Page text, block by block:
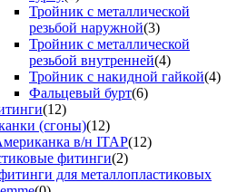
Тройник с металлической
резьбой наружной(3)
Тройник с металлической
резьбой внутренней(4)
Тройник с накидной гайкой(4)
Фальцевый бурт(6)
(12)
(сгоны)(12)
в/н ITAP(12)
фитинги(2)
для металлопластиковых